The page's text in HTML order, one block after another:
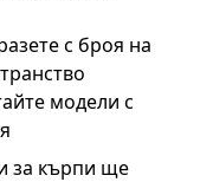
с броя на
модели с
за кърпи ще